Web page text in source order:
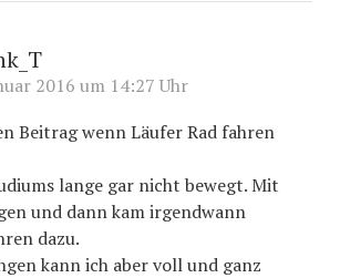
2016 um 14:27 Uhr
Beitrag wenn Läufer Rad fahren
lange gar nicht bewegt. Mit
und dann kam irgendwann
dazu.
kann ich aber voll und ganz